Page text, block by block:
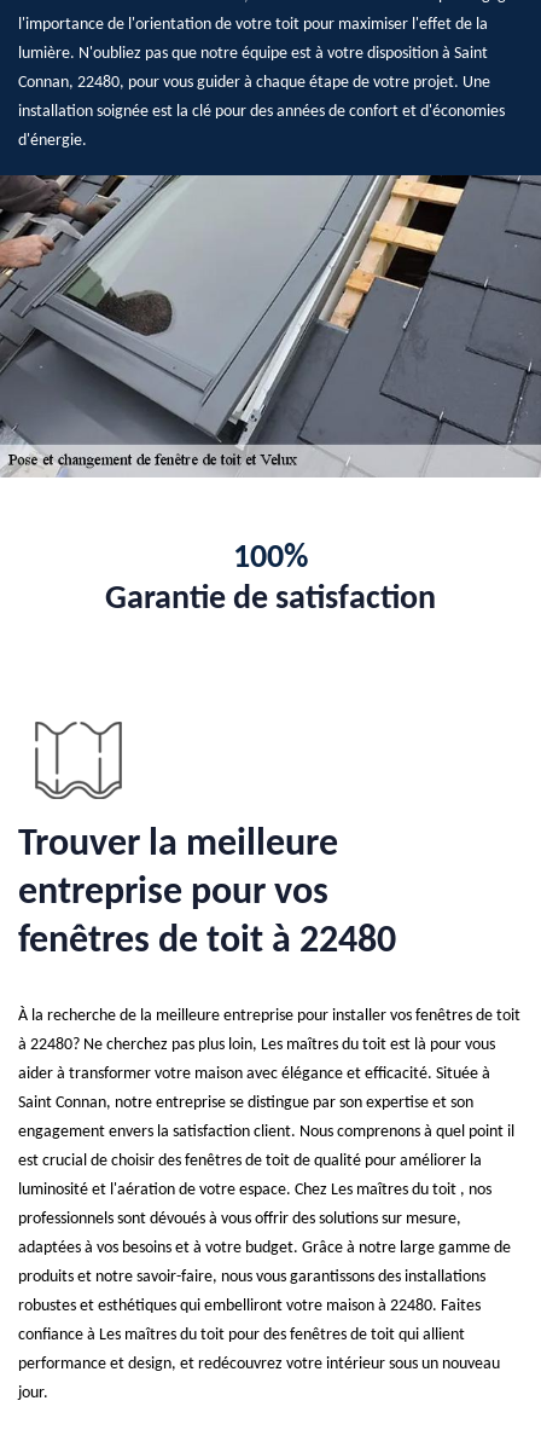
l'importance de l'orientation de votre toit pour maximiser l'effet de la
lumière. N'oubliez pas que notre équipe est à votre disposition à Saint
Connan, 22480, pour vous guider à chaque étape de votre projet. Une
installation soignée est la clé pour des années de confort et d'économies
d'énergie.
100%
Garantie de satisfaction
Trouver la meilleure
entreprise pour vos
fenêtres de toit à 22480
À la recherche de la meilleure entreprise pour installer vos fenêtres de toit
à 22480? Ne cherchez pas plus loin, Les maîtres du toit est là pour vous
aider à transformer votre maison avec élégance et efficacité. Située à
Saint Connan, notre entreprise se distingue par son expertise et son
engagement envers la satisfaction client. Nous comprenons à quel point il
est crucial de choisir des fenêtres de toit de qualité pour améliorer la
luminosité et l'aération de votre espace. Chez Les maîtres du toit , nos
professionnels sont dévoués à vous offrir des solutions sur mesure,
adaptées à vos besoins et à votre budget. Grâce à notre large gamme de
produits et notre savoir-faire, nous vous garantissons des installations
robustes et esthétiques qui embelliront votre maison à 22480. Faites
confiance à Les maîtres du toit pour des fenêtres de toit qui allient
performance et design, et redécouvrez votre intérieur sous un nouveau
jour.